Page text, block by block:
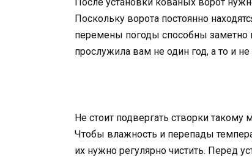
После установки кованых ворот
Поскольку ворота постоянно
перемены погоды способны заметно
прослужила вам не один год, а то и
Не стоит подвергать створки
Чтобы влажность и перепады
их нужно регулярно чистить. Перед